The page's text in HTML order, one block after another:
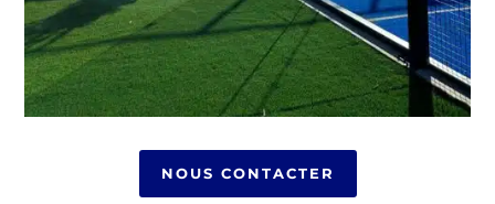
NOUS CONTACTER